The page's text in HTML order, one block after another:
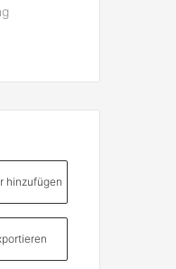
hinzufügen